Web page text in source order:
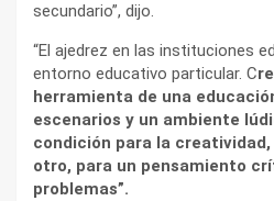
secundario”, dijo.
“El ajedrez en las instituciones
entorno educativo particular. C
herramienta de una
escenarios y un ambiente
condición para la
otro, para un pensamiento
problemas”.